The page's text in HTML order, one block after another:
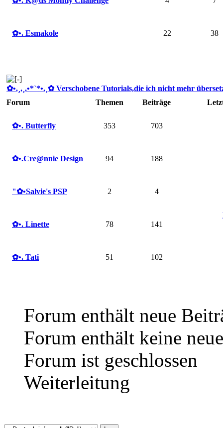
✿ •. Esmakole 22 38
✿ •.¸.¸.•*`*•.¸✿ Verschobene Tutorials,die ich nicht mehr
Forum
Themen Beiträge
✿ •. Butterfly 353 703
✿ •.Cre@nnie Design 94 188
"✿ •Salvie's PSP 2 4
✿ •. Linette 78 141
✿ •. Tati 51 102
Forum enthält neue
Forum enthält keine
Forum ist geschlossen
Weiterleitung